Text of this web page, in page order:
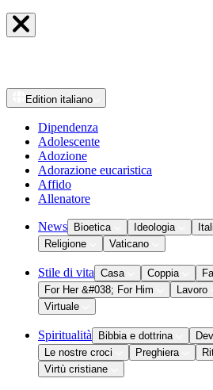
Edition italiano
Dipendenza
Adolescente
Adozione
Adorazione eucaristica
Affido
Allenatore
News Bioetica Ideologia
Religione
Vaticano
Stile di vita Casa Coppia
For Her &#038; For Him
Lavoro
Virtuale
Spiritualità Bibbia e dottrina
Le nostre croci
Preghiera
Virtù cristiane